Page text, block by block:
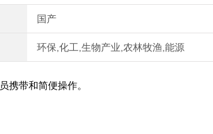
国产
环保,化工,生物产业,农林牧渔,能源
携带和简便操作。